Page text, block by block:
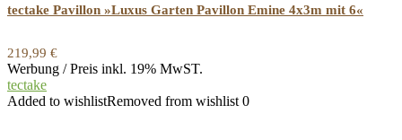
tectake Pavillon »Luxus Garten Pavillon Emine 4x3m mit 6«
219,99 €
Werbung / Preis inkl. 19% MwST.
tectake
Added to wishlistRemoved from wishlist 0